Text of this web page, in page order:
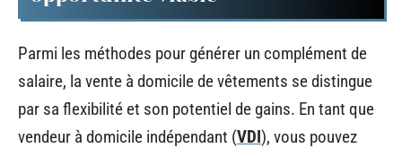
Parmi les méthodes pour générer un complément de
salaire, la vente à domicile de vêtements se distingue
par sa flexibilité et son potentiel de gains. En tant que
vendeur à domicile indépendant (VDI), vous pouvez